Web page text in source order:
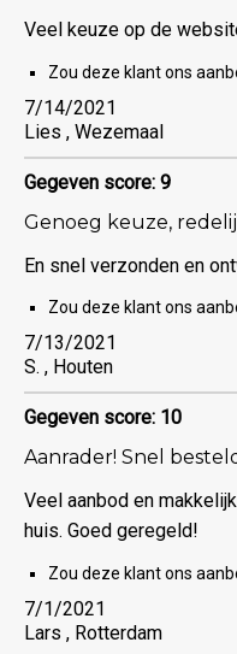
Veel keuze op de
Zou deze klant ons
7/14/2021
Lies , Wezemaal
Gegeven score: 9
Genoeg keuze,
En snel verzonden en
Zou deze klant ons
7/13/2021
S. , Houten
Gegeven score: 10
Aanrader! Snel
Veel aanbod en
huis. Goed geregeld!
Zou deze klant ons
7/1/2021
Lars , Rotterdam